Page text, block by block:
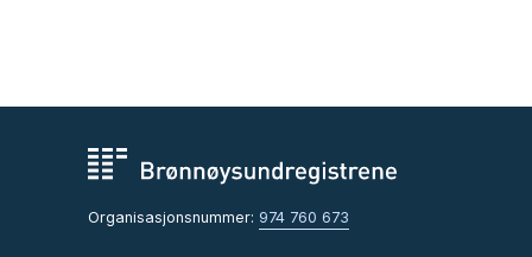
Organisasjonsnummer: 974 760 673